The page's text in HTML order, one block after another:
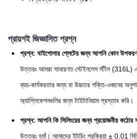
প্রায়শই জিজ্ঞাসিত প্রশ্ন
প্রশ্ন: বাইপোলার প্লেটের জন্য আপনি কোন
উত্তরঃ আমরা সাধারণত স্টেইনলেস স্টীল (316L)
ব্যয়-কার্যকরতার জন্য বা উচ্চতর শক্তি-ওজনের
অ্যাপ্লিকেশনগুলির জন্য টাইটানিয়াম প্রস্তাব করি।
প্রশ্ন: আপনি কি সিলিংয়ের জন্য প্রয়োজনীয় কঠোর
উত্তরঃ হ্যাঁ। আমাদের ইটচিং প্রক্রিয়া ± 0.01